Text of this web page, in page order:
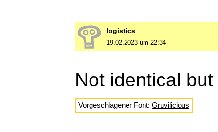
logistics
19.02.2023 um 22:34
Not identical
Vorgeschlagener Font: Gruvilicious